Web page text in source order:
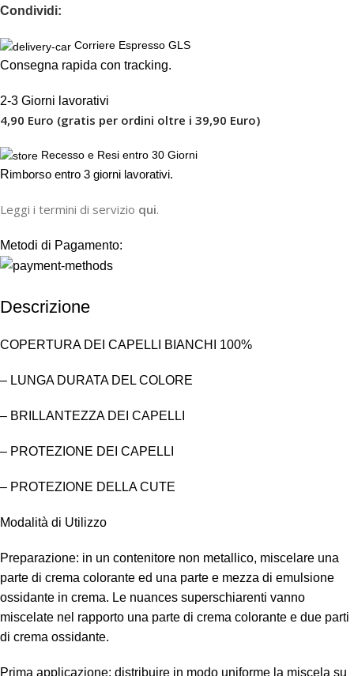
Condividi:
Corriere Espresso GLS
Consegna rapida con tracking.
2-3 Giorni lavorativi
4,90 Euro (gratis per ordini oltre i 39,90 Euro)
Recesso e Resi entro 30 Giorni
Rimborso entro 3 giorni lavorativi.
Leggi i termini di servizio qui.
Metodi di Pagamento:
Descrizione
COPERTURA DEI CAPELLI BIANCHI 100%
– LUNGA DURATA DEL COLORE
– BRILLANTEZZA DEI CAPELLI
– PROTEZIONE DEI CAPELLI
– PROTEZIONE DELLA CUTE
Modalità di Utilizzo
Preparazione: in un contenitore non metallico, miscelare una
parte di crema colorante ed una parte e mezza di emulsione
ossidante in crema. Le nuances superschiarenti vanno
miscelate nel rapporto una parte di crema colorante e due parti
di crema ossidante.
Prima applicazione: distribuire in modo uniforme la miscela su